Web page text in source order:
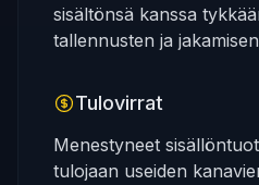
sisältönsä kanssa
tallennusten ja
Tulovirrat
Menestyneet
tulojaan useiden